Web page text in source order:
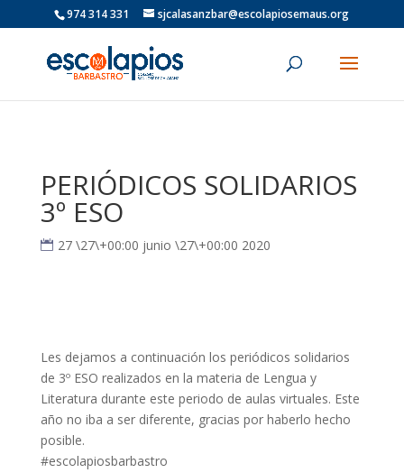
974 314 331 sjcalasanzbar@escolapiosemaus.org
PERIÓDICOS SOLIDARIOS
3º ESO
27 \27\+00:00 junio \27\+00:00 2020
Les dejamos a continuación los periódicos solidarios
de 3º ESO realizados en la materia de Lengua y
Literatura durante este periodo de aulas virtuales. Este
año no iba a ser diferente, gracias por haberlo hecho
posible.
#escolapiosbarbastro